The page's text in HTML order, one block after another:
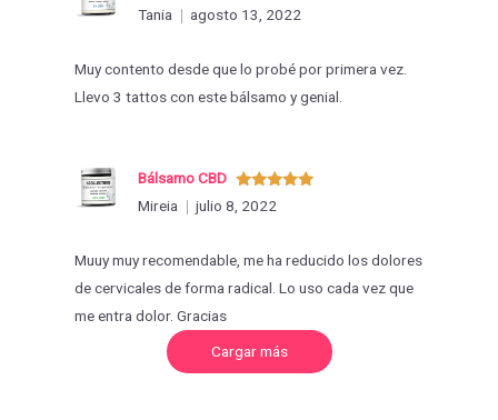
Valorado
con
Tania
agosto 13, 2022
Muy contento desde que lo probé por primera vez.
Llevo 3 tattos con este bálsamo y genial.
Valorado
con5de 5
Bálsamo CBD
Mireia
julio 8, 2022
Muuy muy recomendable, me ha reducido los dolores
de cervicales de forma radical. Lo uso cada vez que
me entra dolor. Gracias
Cargar másC
r